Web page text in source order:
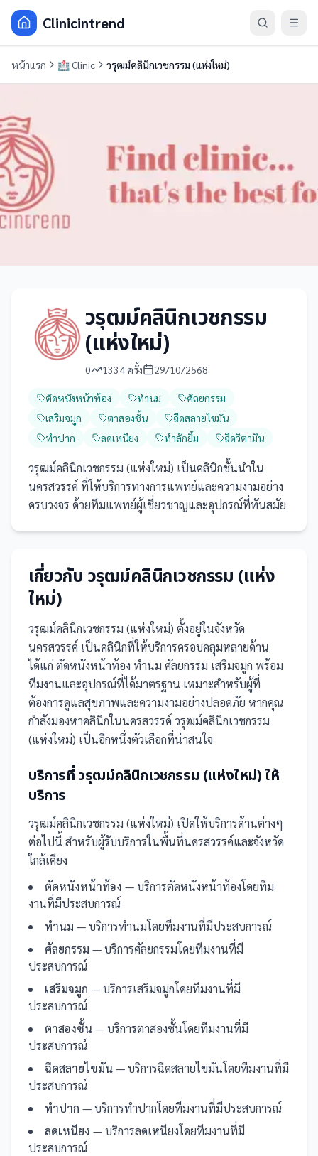
Clinicintrend
หน้าแรก 🏥Clinic วรุฒม์คลินิกเวชกรรม (แห่งใหม่)
วรุฒม์คลินิกเวชกรรม
(แห่งใหม่)
0 1334 ครั้ง 29/10/2568
ตัดหนังหน้าท้อง ทำนม
ศัลยกรรม
เสริมจมูก
ตาสองชั้น
ฉีดสลายไขมัน
ทำปาก
ลดเหนียง ทำลักยิ้ม ฉีดวิตามิน
วรุฒม์คลินิกเวชกรรม (แห่งใหม่) เป็นคลินิกชั้นนำใน
นครสวรรค์ ที่ให้บริการทางการแพทย์และความงามอย่าง
ครบวงจร ด้วยทีมแพทย์ผู้เชี่ยวชาญและอุปกรณ์ที่ทันสมัย
เกี่ยวกับ วรุฒม์คลินิกเวชกรรม (แห่ง
ใหม่)
วรุฒม์คลินิกเวชกรรม (แห่งใหม่) ตั้งอยู่ในจังหวัด
นครสวรรค์ เป็นคลินิกที่ให้บริการครอบคลุมหลายด้าน
ได้แก่ ตัดหนังหน้าท้อง ทำนม ศัลยกรรม เสริมจมูก พร้อม
ทีมงานและอุปกรณ์ที่ได้มาตรฐาน เหมาะสำหรับผู้ที่
ต้องการดูแลสุขภาพและความงามอย่างปลอดภัย หากคุณ
กำลังมองหาคลินิกในนครสวรรค์ วรุฒม์คลินิกเวชกรรม
(แห่งใหม่) เป็นอีกหนึ่งตัวเลือกที่น่าสนใจ
บริการที่ วรุฒม์คลินิกเวชกรรม (แห่งใหม่) ให้
บริการ
วรุฒม์คลินิกเวชกรรม (แห่งใหม่) เปิดให้บริการด้านต่างๆ
ต่อไปนี้ สำหรับผู้รับบริการในพื้นที่นครสวรรค์และจังหวัด
ใกล้เคียง
ตัดหนังหน้าท้อง — บริการตัดหนังหน้าท้องโดยทีม
งานที่มีประสบการณ์
ทำนม — บริการทำนมโดยทีมงานที่มีประสบการณ์
ศัลยกรรม — บริการศัลยกรรมโดยทีมงานที่มี
ประสบการณ์
เสริมจมูก — บริการเสริมจมูกโดยทีมงานที่มี
ประสบการณ์
ตาสองชั้น— บริการตาสองชั้นโดยทีมงานที่มี
ประสบการณ์
ฉีดสลายไขมัน— บริการฉีดสลายไขมันโดยทีมงานที่มี
ประสบการณ์
ทำปาก — บริการทำปากโดยทีมงานที่มีประสบการณ์
ลดเหนียง — บริการลดเหนียงโดยทีมงานที่มี
ประสบการณ์